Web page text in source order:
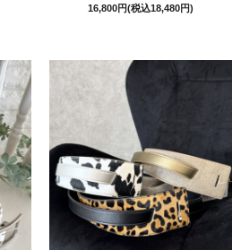
16,800円(税込18,480円)